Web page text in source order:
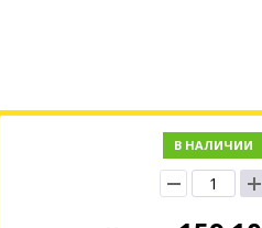
В НАЛИЧИИ